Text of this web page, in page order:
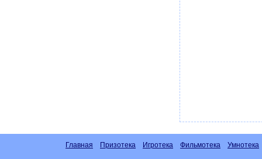
Главная Призотека Игротека Фильмотека Умнотека